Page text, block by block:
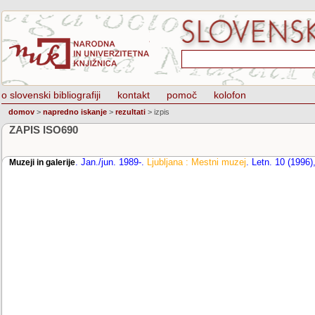
o slovenski bibliografiji kontakt pomoč kolofon
domov > napredno iskanje > rezultati > izpis
ZAPIS ISO690
Muzeji in galerije. Jan./jun. 1989-. Ljubljana : Mestni muzej. Letn. 10